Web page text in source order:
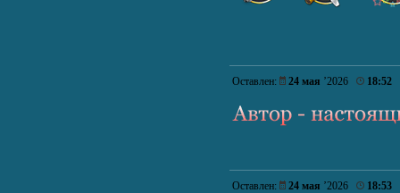
Оставлен: 24 мая ’2026 18:52
Оставлен: 24 мая ’2026 18:53